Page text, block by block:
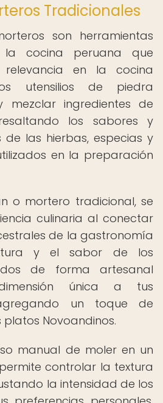
Tradicionales
son herramientas
la cocina peruana que
relevancia en la cocina
utensilios de piedra
mezclar ingredientes de
los sabores y
las hierbas, especias y
en la preparación
o mortero tradicional, se
culinaria al conectar
de la gastronomía
y el sabor de los
de forma artesanal
única a tus
un toque de
Novoandinos.
manual de moler en un
controlar la textura
la intensidad de los